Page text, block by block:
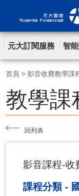
元大訂閱服務 智
首頁 > 影音收費教學課
教學課
回列表
影音課程-收
課程分類 -